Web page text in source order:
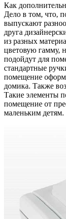
Как
Дело в том, что,
выпускают
друга
из разных
цветовую гамму,
подойдут для
стандартные
помещение
домика. Также
Такие элементы
помещение от
маленьким детям.